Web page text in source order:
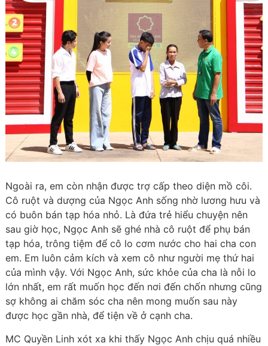
Ngoài ra, em còn nhận được trợ cấp theo diện mồ côi.
Cô ruột và dượng của Ngọc Anh sống nhờ lương hưu và
có buôn bán tạp hóa nhỏ. Là đứa trẻ hiểu chuyện nên
sau giờ học, Ngọc Anh sẽ ghé nhà cô ruột để phụ bán
tạp hóa, trông tiệm để cô lo cơm nước cho hai cha con
em. Em luôn cảm kích và xem cô như người mẹ thứ hai
của mình vậy. Với Ngọc Anh, sức khỏe của cha là nỗi lo
lớn nhất, em rất muốn học đến nơi đến chốn nhưng cũng
sợ không ai chăm sóc cha nên mong muốn sau này
được học gần nhà, để tiện về ở cạnh cha.
MC Quyền Linh xót xa khi thấy Ngọc Anh chịu quá nhiều